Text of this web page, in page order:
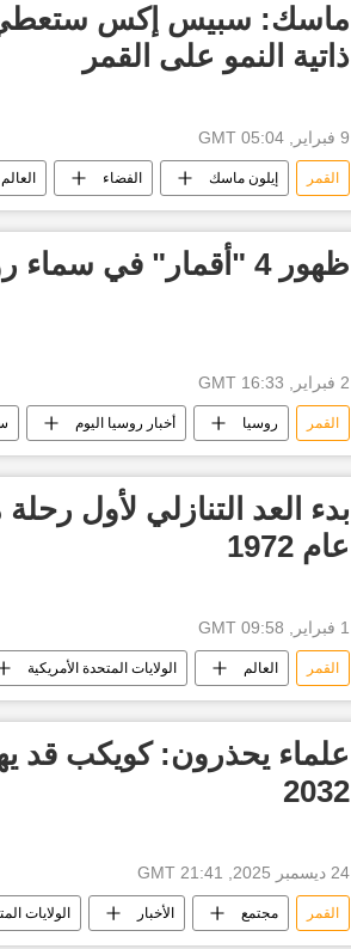
ماسك: سبيس إكس ستعطي
ذاتية النمو على القمر
9 فبراير, 05:04 GMT
القمر إيلون ماسك الفضاء العالم
ظهور 4 "أقمار" في سماء روسيا
2 فبراير, 16:33 GMT
القمر روسيا أخبار روسيا اليوم
بدء العد التنازلي لأول
عام 1972
1 فبراير, 09:58 GMT
القمر العالم الولايات المتحدة الأمريكية
علماء يحذرون: كويكب قد
2032
24 ديسمبر 2025, 21:41 GMT
القمر مجتمع الأخبار الولايات